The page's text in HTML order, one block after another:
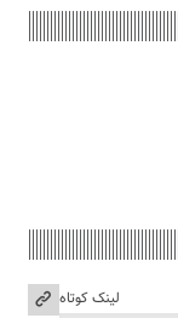
لینک کوتاه